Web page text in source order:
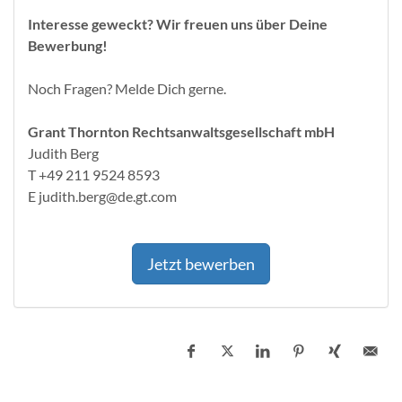
Interesse geweckt? Wir freuen uns über Deine
Bewerbung!
Noch Fragen? Melde Dich gerne.
Grant Thornton Rechtsanwaltsgesellschaft mbH
Judith Berg
T +49 211 9524 8593
E judith.berg@de.gt.com
Jetzt bewerben